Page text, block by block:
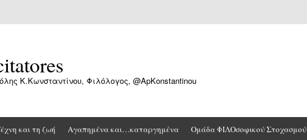
Κ.Κωνσταντίνου, Φιλόλογος, @ApKonstantinou
και τη ζωή Αγαπημένα και…καταργημένα Ομάδα ΦΙΛΟσοφικού Στοχασμού